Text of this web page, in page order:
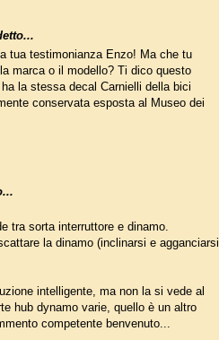
tua testimonianza Enzo! Ma che tu
marca o il modello? Ti dico questo
la stessa decal Carnielli della bici
conservata esposta al Museo dei
tra sorta interruttore e dinamo.
la dinamo (inclinarsi e agganciarsi
intelligente, ma non la si vede al
hub dynamo varie, quello è un altro
competente benvenuto...